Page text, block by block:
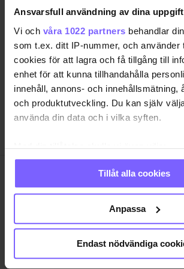
Ansvarsfull användning av dina
Vi och våra 1022 partners behandlar
som t.ex. ditt IP-nummer, och använder
cookies för att lagra och få tillgång till
enhet för att kunna tillhandahålla
innehåll, annons- och innehållsmätning,
och produktutveckling. Du kan själv
använda din data och i vilka syften.
Med din tillåtelse skulle vi även vilja:
Samla in information om din
som kan ha en noggrannhet på upp
Identifiera din enhet genom att
för specifika kännetecken
Ta reda på mer om hur dina personliga
Du kan ändra eller dra tillbaka ditt
helst från cookie-förklaringen.
Tillåt alla cookies
Anpassa
Endast nödvändiga
LIVSSTIL
RESA
QRUISER
SHOP
ANNONSERA
VANLIGA
HÄR FINNS
egen röst med månadstidningen QX
nyhetstidningen qx.se som bevakar
lever i och den kultur och de
om. I QX Shop finns en mängd
varor. Vi arrangerar i samarbete
regelbundet event där QX-Galan